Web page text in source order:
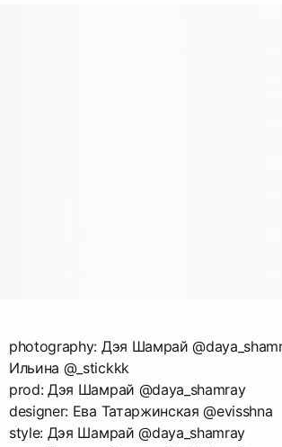
photography: Дэя Шамрай
Ильина @_stickkk
prod: Дэя Шамрай @daya_shamray
designer: Ева Татаржинская @evisshna
style: Дэя Шамрай @daya_shamray